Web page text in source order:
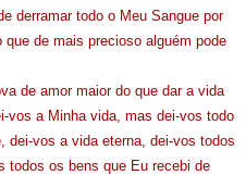
derramar todo o Meu Sangue por
de mais precioso alguém pode
de amor maior do que dar a vida
vos a Minha vida, mas dei-vos todo
dei-vos a vida eterna, dei-vos todos
todos os bens que Eu recebi de